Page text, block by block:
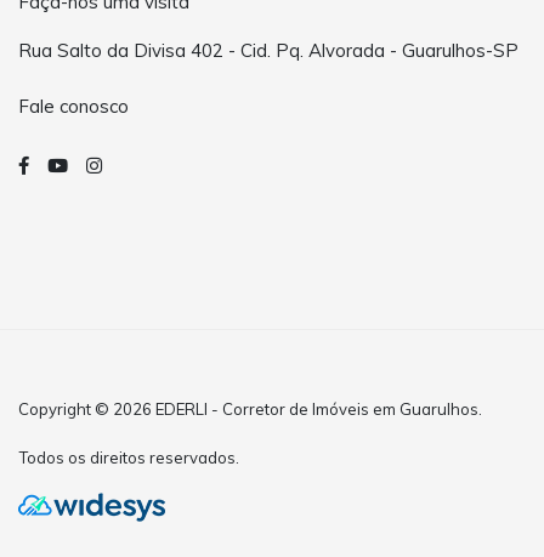
Rua Salto da Divisa 402 - Cid. Pq. Alvorada - Guarulhos-SP
Fale conosco
Copyright © 2026 EDERLI - Corretor de Imóveis em Guarulhos.
Todos os direitos reservados.